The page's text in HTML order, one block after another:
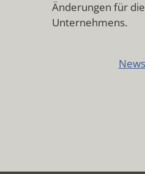
Änderungen für
Unternehmens.